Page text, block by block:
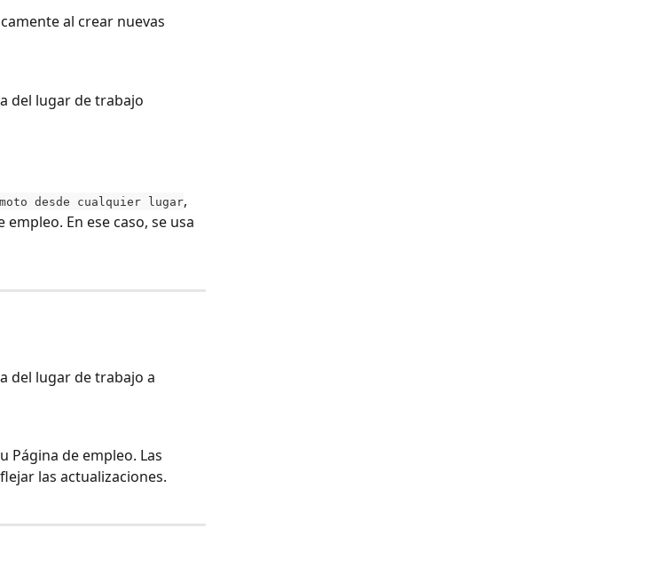
al crear nuevas
del lugar de trabajo
desde cualquier lugar,
En ese caso, se usa
del lugar de trabajo a
Página de empleo. Las
las actualizaciones.